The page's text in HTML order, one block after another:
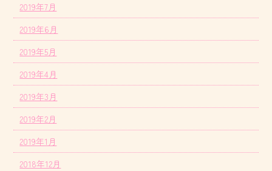
2019年7月
2019年6月
2019年5月
2019年4月
2019年3月
2019年2月
2019年1月
2018年12月